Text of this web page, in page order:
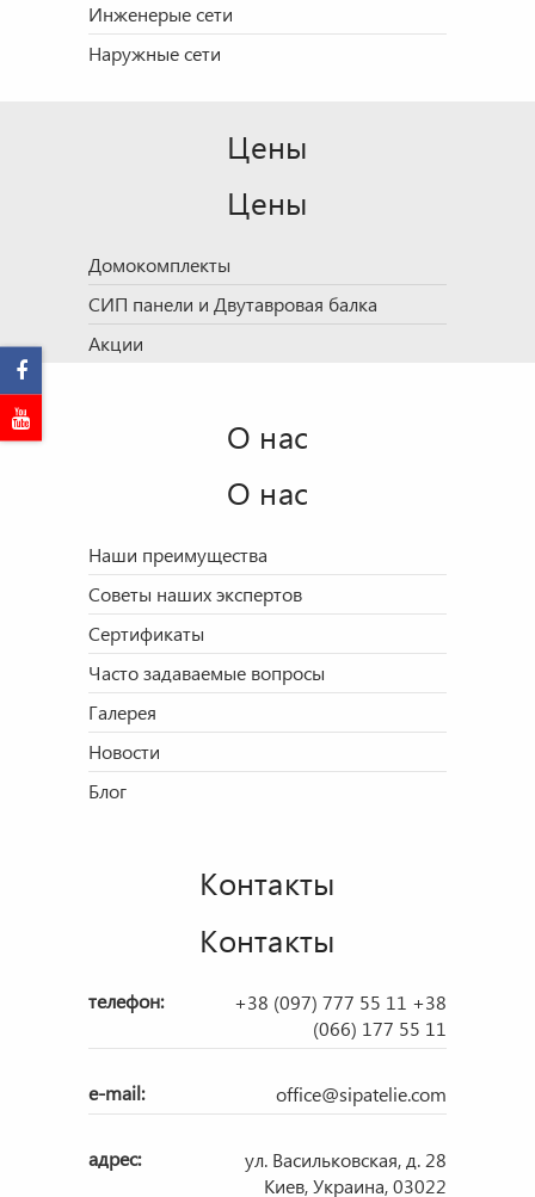
Инженерые сети
Наружные сети
Цены
Цены
Домокомплекты
СИП панели и Двутавровая балка
Акции
О нас
О нас
Наши преимущества
Советы наших экспертов
Сертификаты
Часто задаваемые вопросы
Галерея
Новости
Блог
Контакты
Контакты
телефон: +38 (097) 777 55 11 +38
(066) 177 55 11
e-mail: office@sipatelie.com
адрес:
ул. Васильковская, д. 28
Киев, Украина, 03022